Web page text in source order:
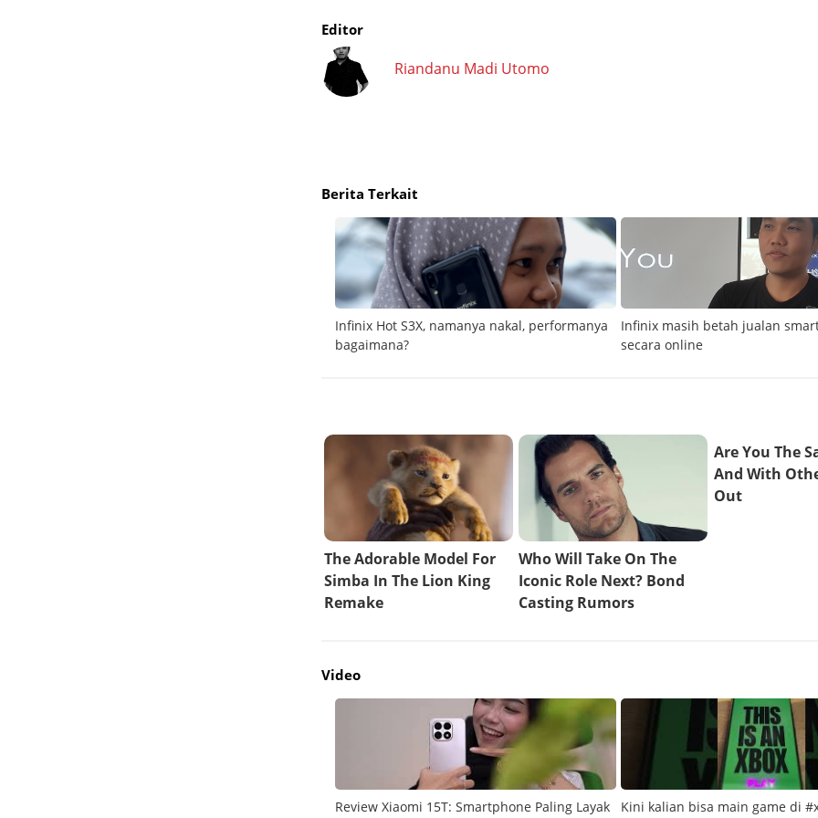
Editor
Riandanu Madi Utomo
Berita Terkait
Infinix Hot S3X, namanya nakal, performanya
bagaimana?
Infinix masih betah jualan
secara online
Video
Review Xiaomi 15T: Smartphone Paling Layak
Kini kalian bisa main game di